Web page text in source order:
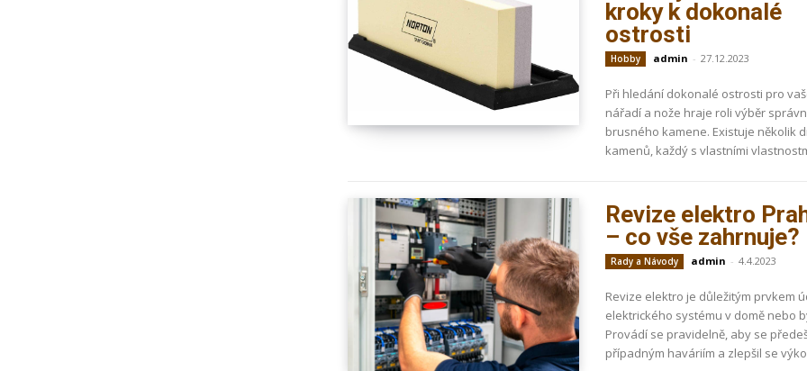
kroky k dokonalé
ostrosti
Hobby admin - 27.12.2023
Při hledání dokonalé ostrosti pro
nářadí a nože hraje roli výběr
brusného kamene. Existuje několik
kamenů, každý s vlastními
Revize elektro
– co vše zahrnuje?
Rady a Návody admin - 4.4.2023
Revize elektro je důležitým prvkem
elektrického systému v domě nebo
Provádí se pravidelně, aby se
případným haváriím a zlepšil se